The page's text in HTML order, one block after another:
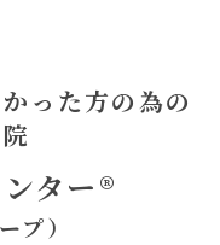
った方の為の
ター®
プ）